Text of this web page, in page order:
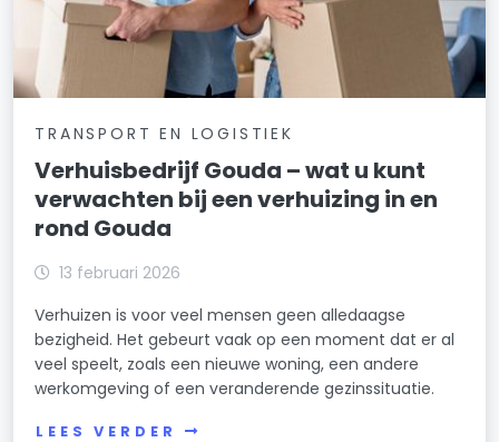
TRANSPORT EN LOGISTIEK
Verhuisbedrijf Gouda – wat u kunt
verwachten bij een verhuizing in en
rond Gouda
13 februari 2026
Verhuizen is voor veel mensen geen alledaagse
bezigheid. Het gebeurt vaak op een moment dat er al
veel speelt, zoals een nieuwe woning, een andere
werkomgeving of een veranderende gezinssituatie.
LEES VERDER